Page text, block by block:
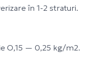
în 1-2 straturi.
O,15 — 0,25 kg/m2.